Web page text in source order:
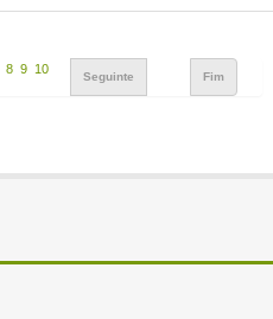
8 9 10
Seguinte Fim